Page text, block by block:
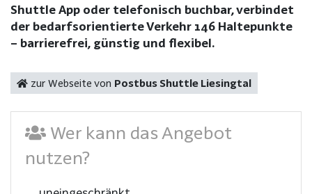
Shuttle App oder telefonisch buchbar, verbindet
der bedarfsorientierte Verkehr 146 Haltepunkte
– barrierefrei, günstig und flexibel.
zur Webseite von Postbus Shuttle Liesingtal
Wer kann das Angebot
nutzen?